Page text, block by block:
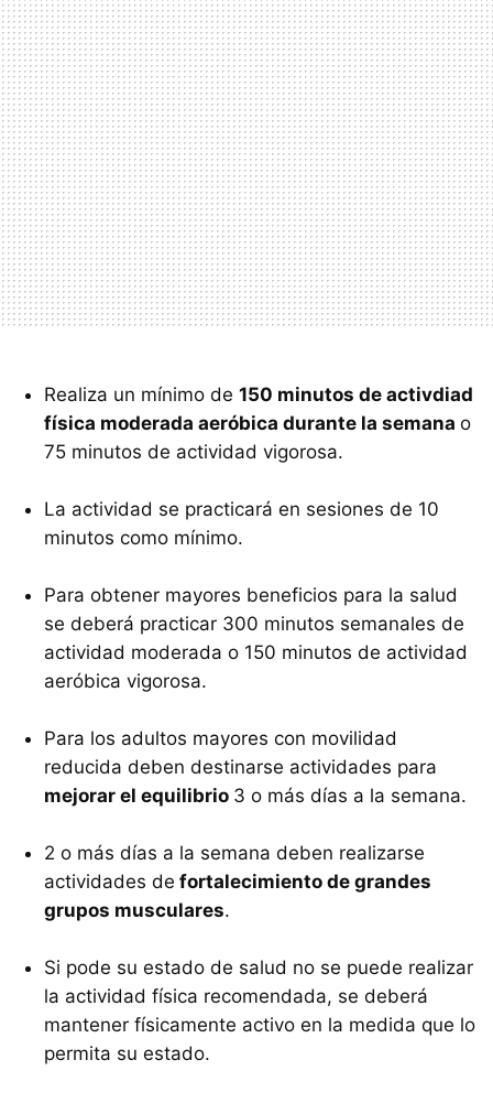
Realiza un mínimo de 150 minutos de activdiad
física moderada aeróbica durante la semana o
75 minutos de actividad vigorosa.
La actividad se practicará en sesiones de 10
minutos como mínimo.
Para obtener mayores beneficios para la salud
se deberá practicar 300 minutos semanales de
actividad moderada o 150 minutos de actividad
aeróbica vigorosa.
Para los adultos mayores con movilidad
reducida deben destinarse actividades para
mejorar el equilibrio 3 o más días a la semana.
2 o más días a la semana deben realizarse
actividades de fortalecimiento de grandes
grupos musculares.
Si pode su estado de salud no se puede realizar
la actividad física recomendada, se deberá
mantener físicamente activo en la medida que lo
permita su estado.